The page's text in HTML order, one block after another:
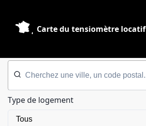
Carte du tensiomètre locatif
Type de logement